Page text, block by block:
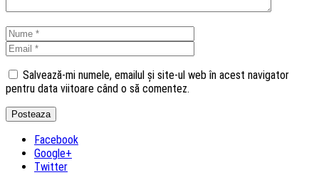
Salvează-mi numele, emailul și site-ul web în acest navigator
pentru data viitoare când o să comentez.
Facebook
Google+
Twitter